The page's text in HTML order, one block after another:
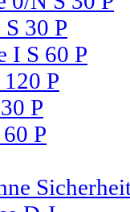
30 P
I S 60 P
P
P
P